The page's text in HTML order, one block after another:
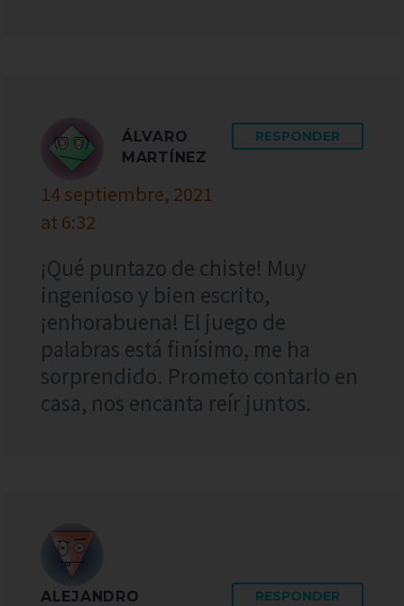
ÁLVARO
MARTÍNEZ
14 septiembre, 2021
at 6:32
RESPONDER
¡Qué puntazo de chiste! Muy
ingenioso y bien escrito,
¡enhorabuena! El juego de
palabras está finísimo, me ha
sorprendido. Prometo contarlo en
casa, nos encanta reír juntos.
ALEJANDRO RESPONDER